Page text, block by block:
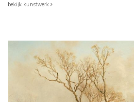
bekijk kunstwerk